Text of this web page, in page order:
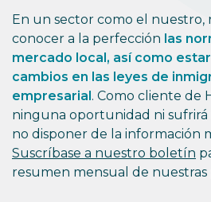
En un sector como el nuestro,
conocer a la perfección las
mercado local, así como
cambios en las leyes de
empresarial. Como cliente de
ninguna oportunidad ni
no disponer de la información
Suscríbase a nuestro boletín
resumen mensual de nuestras